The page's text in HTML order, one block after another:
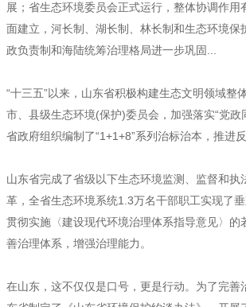
展；省生态环境委员会正式运行，整体协调作用
面建立，河长制、湖长制、林长制和生态环境保
政负责制和海陆统筹治理格局进一步巩固...
“十三五”以来，山东省积极构建生态文明领域整
市、县级生态环境(保护)委员会，加强落实“党政
省政府组织编制了“1+1+8”系列治标治本，推进
山东省完成了省级以下生态环境监测、监督和执
革，全省生态环境系统1.3万名干部职工实现了
贯彻实施〈建设现代环境治理体系指导意见〉的
善治理体系，增强治理能力。
在山东，这不仅仅是口号，更是行动。为了完善